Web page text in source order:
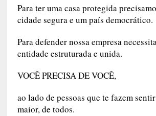
Para ter uma casa protegida
cidade segura e um país democrático.
Para defender nossa empresa
entidade estruturada e unida.
VOCÊ PRECISA DE VOCÊ,
ao lado de pessoas que te fazem
maior, de todos.